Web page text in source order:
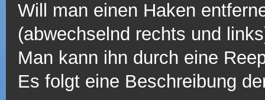
Will man einen Haken
(abwechselnd rechts und
Man kann ihn durch eine
Es folgt eine Beschreibung